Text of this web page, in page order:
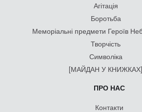
Агітація
Боротьба
Меморіальні предмети Героїв
Творчість
Символіка
[МАЙДАН У КНИЖКАХ]
ПРО НАС
Контакти